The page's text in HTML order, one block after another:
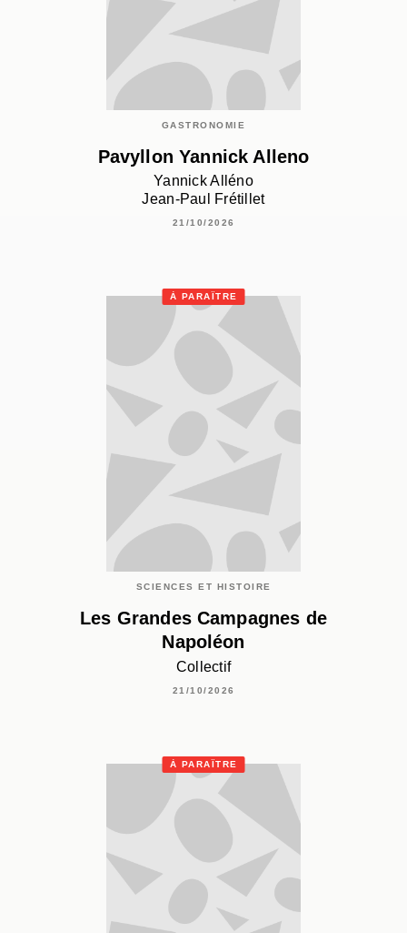
GASTRONOMIE
Pavyllon Yannick Alleno
Yannick Alléno
Jean-Paul Frétillet
21/10/2026
À PARAÎTRE
SCIENCES ET HISTOIRE
Les Grandes Campagnes de
Napoléon
Collectif
21/10/2026
À PARAÎTRE